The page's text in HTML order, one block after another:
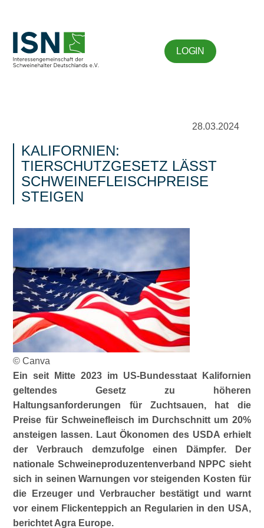
LOGIN
28.03.2024
KALIFORNIEN:
TIERSCHUTZGESETZ LÄSST
SCHWEINEFLEISCHPREISE
STEIGEN
© Canva
Ein seit Mitte 2023 im US-Bundesstaat Kalifornien
geltendes Gesetz zu höheren
Haltungsanforderungen für Zuchtsauen, hat die
Preise für Schweinefleisch im Durchschnitt um 20%
ansteigen lassen. Laut Ökonomen des USDA erhielt
der Verbrauch demzufolge einen Dämpfer. Der
nationale Schweineproduzentenverband NPPC sieht
sich in seinen Warnungen vor steigenden Kosten für
die Erzeuger und Verbraucher bestätigt und warnt
vor einem Flickenteppich an Regularien in den USA,
berichtet Agra Europe.